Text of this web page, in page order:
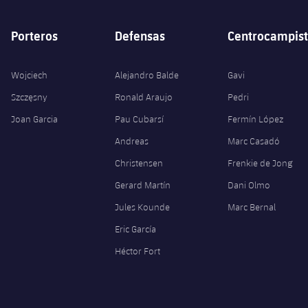
Porteros
Wojciech
Szczęsny
Joan Garcia
Defensas
Alejandro Balde
Ronald Araujo
Pau Cubarsí
Andreas
Christensen
Gerard Martín
Jules Kounde
Eric García
Héctor Fort
Gavi
Pedri
Fermín López
Marc Casadó
Frenkie de Jong
Dani Olmo
Marc Bernal